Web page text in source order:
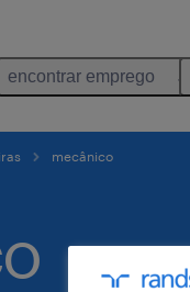
encontrar emprego
mecânico